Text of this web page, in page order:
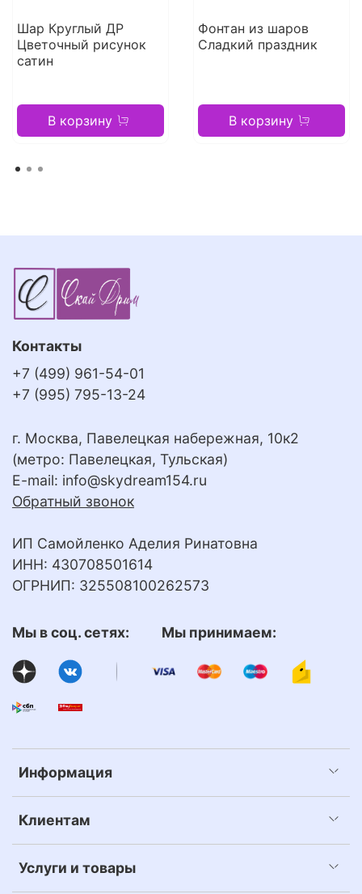
Шар Круглый ДР
Цветочный рисунок
сатин
В корзину
Фонтан из шаров
Сладкий праздник
В корзину
Информация
Клиентам
Услуги и товары
Контакты
+7 (499) 961-54-01
+7 (995) 795-13-24
г. Москва, Павелецкая набережная, 10к2
(метро: Павелецкая, Тульская)
E-mail: info@skydream154.ru
Обратный звонок
ИП Самойленко Аделия Ринатовна
ИНН: 430708501614
ОГРНИП: 325508100262573
Мы в соц. сетях: Мы принимаем: